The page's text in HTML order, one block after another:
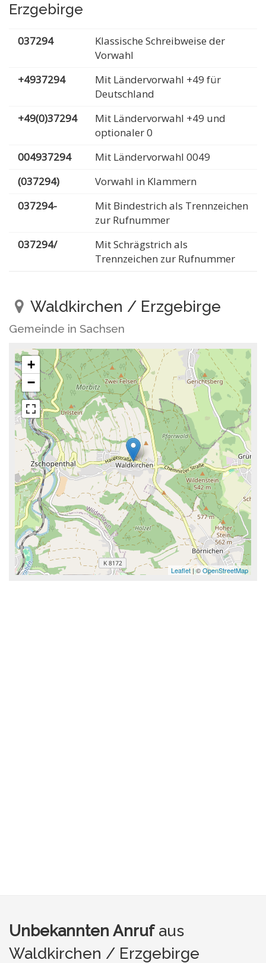
Erzgebirge
037294
Klassische Schreibweise der
Vorwahl
+4937294
Mit Ländervorwahl +49 für
Deutschland
+49(0)37294
Mit Ländervorwahl +49 und
optionaler 0
004937294
Mit Ländervorwahl 0049
(037294)
Vorwahl in Klammern
037294-
Mit Bindestrich als Trennzeichen
zur Rufnummer
037294/
Mit Schrägstrich als
Trennzeichen zur Rufnummer
Waldkirchen / Erzgebirge
Gemeinde in Sachsen
+
−
Leaflet | ©OpenStreetMap
Unbekannten Anrufaus
Waldkirchen / Erzgebirge